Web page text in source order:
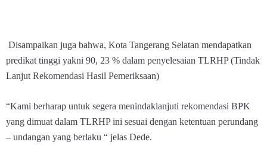
Disampaikan juga bahwa, Kota Tangerang Selatan mendapatkan
predikat tinggi yakni 90, 23 % dalam penyelesaian TLRHP (Tindak
Lanjut Rekomendasi Hasil Pemeriksaan)
“Kami berharap untuk segera menindaklanjuti rekomendasi BPK
yang dimuat dalam TLRHP ini sesuai dengan ketentuan perundang
– undangan yang berlaku “ jelas Dede.